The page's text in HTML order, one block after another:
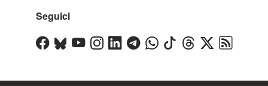
Seguici